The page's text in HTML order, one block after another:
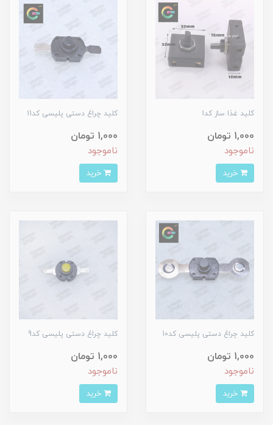
کلید غذا ساز کد1
1,000 تومان
ناموجود
کلید چراغ دستی پلیسی کد11
1,000 تومان
ناموجود
کلید چراغ دستی پلیسی کد10
1,000 تومان
ناموجود
کلید چراغ دستی پلیسی کد9
1,000 تومان
ناموجود